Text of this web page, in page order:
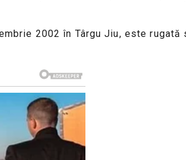
2002 în Târgu Jiu, este rugată